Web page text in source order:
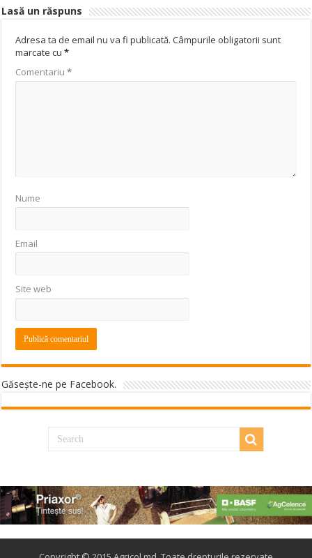
Lasă un răspuns
Adresa ta de email nu va fi publicată. Câmpurile obligatorii sunt
marcate cu*
Comentariu*
Nume
Email
Site web
Găseşte-ne pe Facebook.